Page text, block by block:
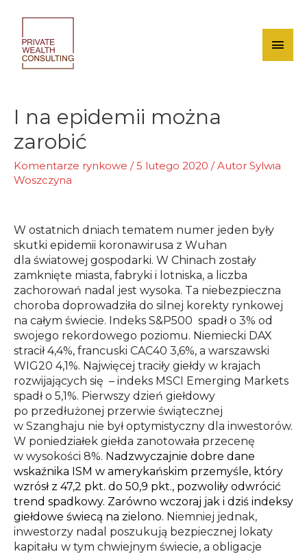
content
Main
I na epidemii można
zarobić
Komentarze rynkowe /5 lutego 2020 / Autor Sylwia
Woszczyna
W ostatnich dniach tematem numer jeden były
skutki epidemii koronawirusa z Wuhan
dla światowej gospodarki. W Chinach zostały
zamknięte miasta, fabryki i lotniska, a liczba
zachorowań nadal jest wysoka. Ta niebezpieczna
choroba doprowadziła do silnej korekty rynkowej
na całym świecie. Indeks S&P500 spadł o 3% od
swojego rekordowego poziomu. Niemiecki DAX
stracił 4,4%, francuski CAC40 3,6%, a warszawski
WIG20 4,1%. Najwięcej traciły giełdy w krajach
rozwijających się – indeks MSCI Emerging Markets
spadł o 5,1%. Pierwszy dzień giełdowy
po przedłużonej przerwie świątecznej
w Szanghaju nie był optymistyczny dla inwestorów.
W poniedziałek giełda zanotowała przecenę
w wysokości 8%. Nadzwyczajnie dobre dane
wskaźnika ISM w amerykańskim przemyśle, który
wzrósł z 47,2 pkt. do 50,9 pkt., pozwoliły odwrócić
trend spadkowy. Zarówno wczoraj jak i dziś indeksy
giełdowe świecą na zielono. Niemniej jednak,
inwestorzy nadal poszukują bezpiecznej lokaty
kapitału w tym chwiejnym świecie, a obligacje